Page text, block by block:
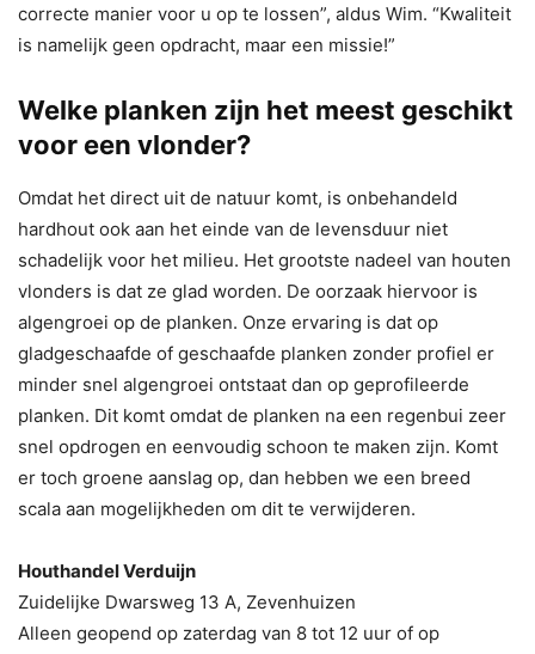
correcte manier voor u op te lossen”, aldus Wim. “Kwaliteit
is namelijk geen opdracht, maar een missie!”
Welke planken zijn het meest geschikt
voor een vlonder?
Omdat het direct uit de natuur komt, is onbehandeld
hardhout ook aan het einde van de levensduur niet
schadelijk voor het milieu. Het grootste nadeel van houten
vlonders is dat ze glad worden. De oorzaak hiervoor is
algengroei op de planken. Onze ervaring is dat op
gladgeschaafde of geschaafde planken zonder profiel er
minder snel algengroei ontstaat dan op geprofileerde
planken. Dit komt omdat de planken na een regenbui zeer
snel opdrogen en eenvoudig schoon te maken zijn. Komt
er toch groene aanslag op, dan hebben we een breed
scala aan mogelijkheden om dit te verwijderen.
Houthandel Verduijn
Zuidelijke Dwarsweg 13 A, Zevenhuizen
Alleen geopend op zaterdag van 8 tot 12 uur of op